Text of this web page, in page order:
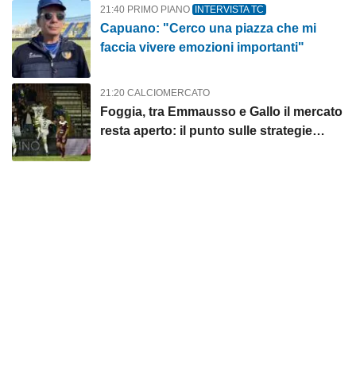
21:40 PRIMO PIANO INTERVISTA TC
Capuano: "Cerco una piazza che mi
faccia vivere emozioni importanti"
21:20 CALCIOMERCATO
Foggia, tra Emmausso e Gallo il mercato
resta aperto: il punto sulle strategie